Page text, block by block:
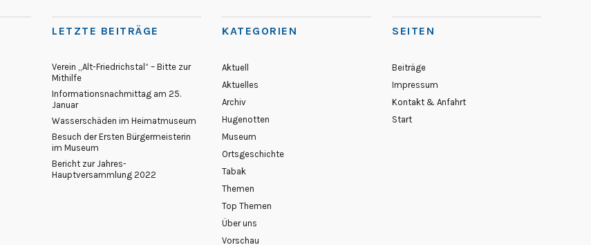
LETZTE BEITRÄGE
Verein „Alt-Friedrichstal“ – Bitte zur
Mithilfe
Informationsnachmittag am 25.
Januar
Wasserschäden im Heimatmuseum
Besuch der Ersten Bürgermeisterin
im Museum
Bericht zur Jahres-
Hauptversammlung 2022
KATEGORIEN
Aktuell
Aktuelles
Archiv
Hugenotten
Museum
Ortsgeschichte
Tabak
Themen
Top Themen
Über uns
Vorschau
SEITEN
Beiträge
Impressum
Kontakt & Anfahrt
Start